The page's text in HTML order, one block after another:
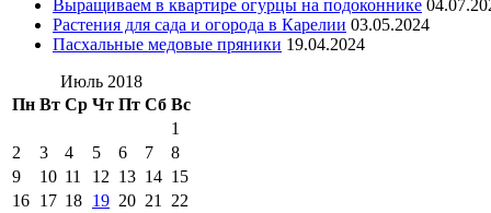
Выращиваем в квартире огурцы на подоконнике
Растения для сада и огорода в Карелии 03.05.2024
Пасхальные медовые пряники 19.04.2024
Июль 2018
Пн Вт Ср Чт Пт Сб Вс
1
2
3 4 5 6 7
8
9
10 11 12 13 14 15
16 17 18 19 20 21
22